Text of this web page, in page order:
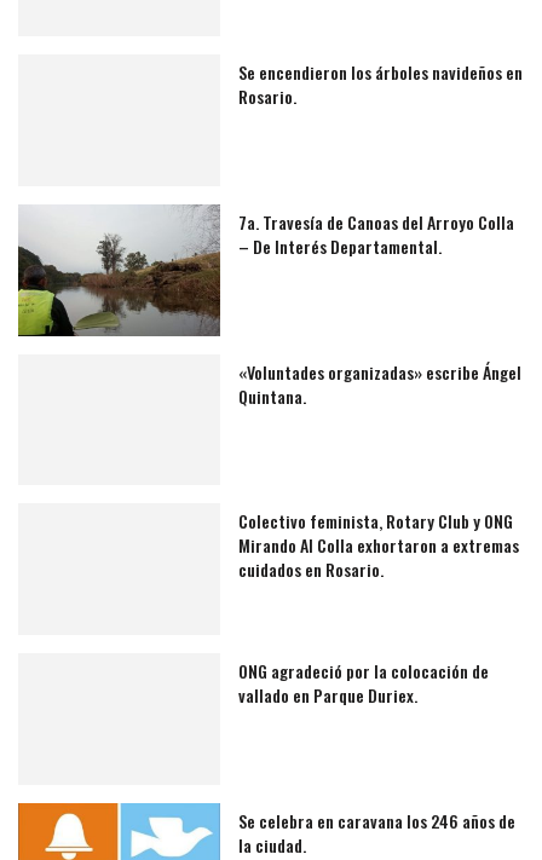
Se encendieron los árboles navideños en
Rosario.
7a. Travesía de Canoas del Arroyo Colla
– De Interés Departamental.
«Voluntades organizadas» escribe Ángel
Quintana.
Colectivo feminista, Rotary Club y ONG
Mirando Al Colla exhortaron a extremas
cuidados en Rosario.
ONG agradeció por la colocación de
vallado en Parque Duriex.
Se celebra en caravana los 246 años de
la ciudad.